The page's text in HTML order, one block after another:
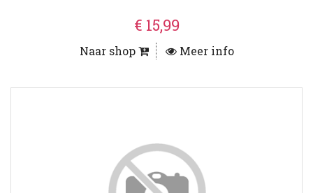
€ 15,99
Naar shop Meer info